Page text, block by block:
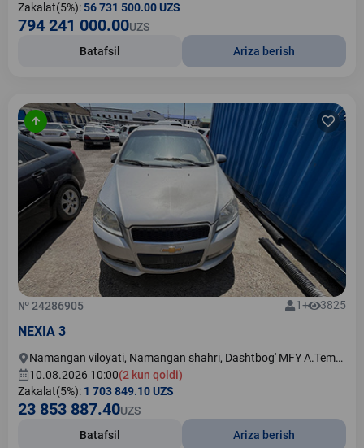
Zakalat(5%):56 731 500.00 UZS
794 241 000.00UZS
Batafsil
Ariza berish
№ 24286905 1+ 3825
NEXIA 3
Namangan viloyati, Namangan shahri, Dashtbog' MFY A.Temur
ko'chasi 110-uy
10.08.2026 10:00(2 kun qoldi)
Zakalat(5%): 1 703 849.10 UZS
23 853 887.40UZS
Batafsil
Ariza berish